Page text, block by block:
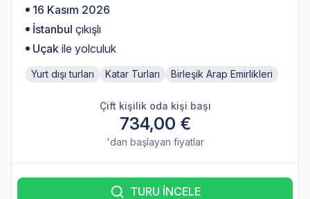
16 Kasım 2026
İstanbul çıkışlı
Uçak ile yolculuk
Yurt dışı turları Katar Turları Birleşik Arap Emirlikleri
Çift kişilik oda kişi başı
734,00 €
'dan başlayan fiyatlar
TURU İNCELE